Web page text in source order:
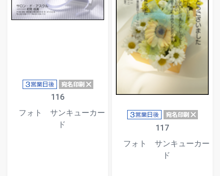
116
フォト サンキューカー
ド
117
フォト サンキューカー
ド